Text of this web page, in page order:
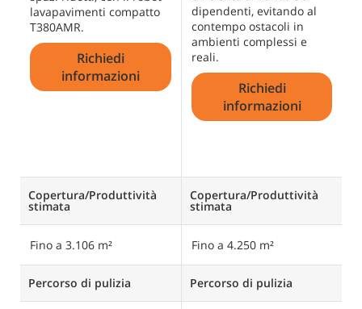
lavapavimenti compatto
T380AMR.
Richiedi
informazioni
Copertura/Produttività
stimata
Fino a 3.106 m²
Percorso di pulizia
dipendenti, evitando al
contempo ostacoli in
ambienti complessi e
reali.
Richiedi
informazioni
Copertura/Produttività
stimata
Fino a 4.250 m²
Percorso di pulizia